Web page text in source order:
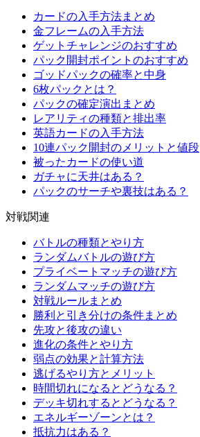
カードの入手方法まとめ
金フレームの入手方法
ゲットチャレンジのおすすめ
パック開封ポイントのおすすめ
ゴッドパックの確率と中身
6枚パックとは？
パックの確定演出まとめ
レアリティの種類と排出率
英語カードの入手方法
10連パック開封のメリットと値段
被ったカードの使い道
ガチャに天井はある？
パックのサーチや裏技はある？
対戦関連
バトルの種類とやり方
ランダムバトルの遊び方
プライベートマッチの遊び方
ランダムマッチの遊び方
対戦ルールまとめ
勝利と引き分けの条件まとめ
先攻と後攻の違い
進化の条件とやり方
弱点の効果と計算方法
逃げるやり方とメリット
時間切れになるとどうなる？
デッキ切れするとどうなる？
エネルギーゾーンとは？
抵抗力はある？